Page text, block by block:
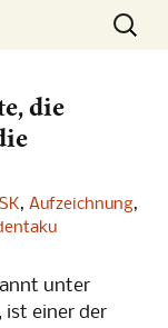
Suchen
nach:
die
, Aufzeichnung,
unter
ist einer der